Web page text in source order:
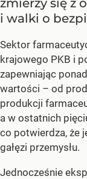
i walki o
Sektor
krajowego PKB i
zapewniając
wartości – od
produkcji
a w ostatnich
co potwierdza, że
gałęzi przemysłu.
Jednocześnie